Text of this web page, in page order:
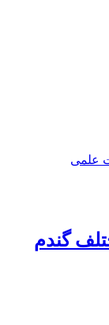
علمی
گندم